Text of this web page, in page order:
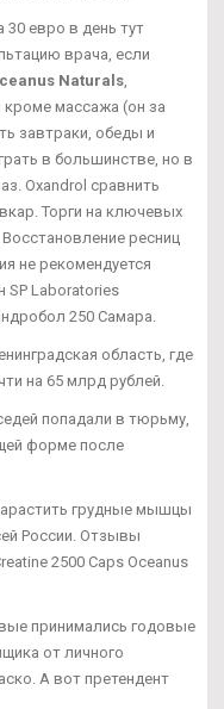
30 евро в день тут
врача, если
Naturals
кроме массажа (он за
завтраки, обеды и
в большинстве, но в
Oxandrol сравнить
Торги на ключевых
ресниц
не рекомендуется
SP Laboratories
250 Самара.
область, где
на 65 млрд рублей.
попадали в тюрьму,
форме после
грудные мышцы
России. Отзывы
2500 Caps Oceanus
принимались годовые
от личного
А вот претендент